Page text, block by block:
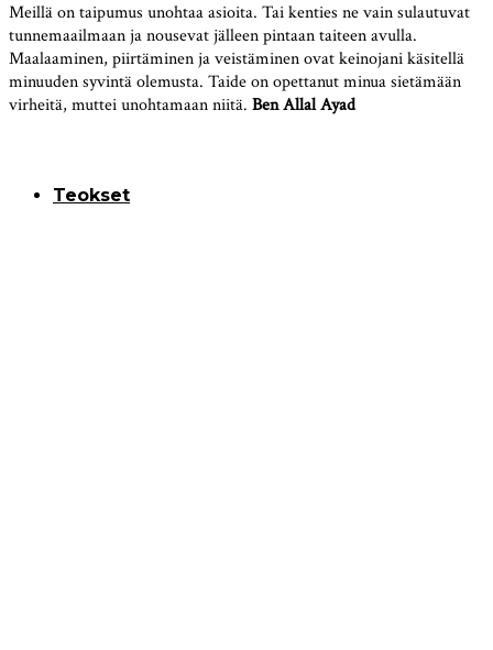
Meillä on taipumus unohtaa asioita. Tai kenties ne vain sulautuvat
tunnemaailmaan ja nousevat jälleen pintaan taiteen avulla.
Maalaaminen, piirtäminen ja veistäminen ovat keinojani käsitellä
minuuden syvintä olemusta. Taide on opettanut minua sietämään
virheitä, muttei unohtamaan niitä. Ben Allal Ayad
Teokset